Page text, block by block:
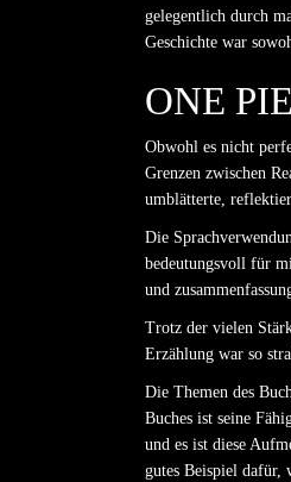
gelegentlich durch
Geschichte war
ONE
Obwohl es nicht
Grenzen zwischen
umblätterte,
Die
bedeutungsvoll für
und
Trotz der vielen
Erzählung war so
Die Themen des
Buches ist seine
und es ist diese
gutes Beispiel dafür,